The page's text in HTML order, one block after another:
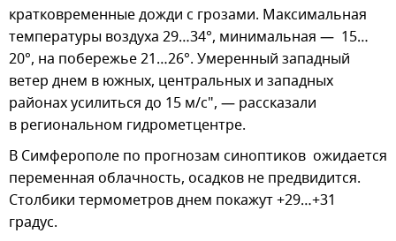
кратковременные дожди с грозами. Максимальная
температуры воздуха 29…34°, минимальная — 15…
20°, на побережье 21…26°. Умеренный западный
ветер днем в южных, центральных и западных
районах усилиться до 15 м/с", — рассказали
в региональном гидрометцентре.
В Симферополе по прогнозам синоптиков ожидается
переменная облачность, осадков не предвидится.
Столбики термометров днем покажут +29…+31
градус.